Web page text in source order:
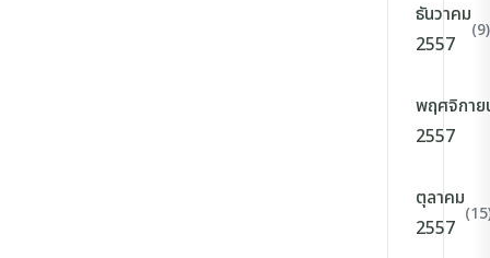
ธันวาคม
2557
(9)
พฤศจิกาย
2557
ตุลาคม
2557